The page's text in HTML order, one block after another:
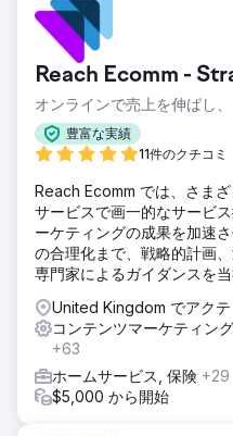
Reach Ecomm -
オンラインで売上を伸ばし
豊富な実績
11件のクチコミ
Reach Ecomm では、さま
サービスで画一的なサービ
ーケティングの成果を加速
の合理化まで、戦略的計画
専門家によるガイダンスを
United Kingdom でアク
コンテンツマーケティン
+63
ホームサービス, 保険 +29
$5,000 から開始